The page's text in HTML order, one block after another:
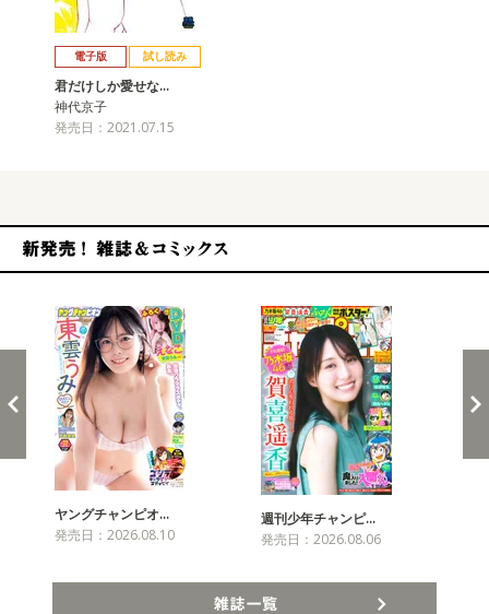
電子版 試し読み
君だけしか愛せな…
神代京子
発売日：2021.07.15
ヤングチャンピオ…
発売日：2026.08.10
週刊少年チャンピ…
発売日：2026.08.06